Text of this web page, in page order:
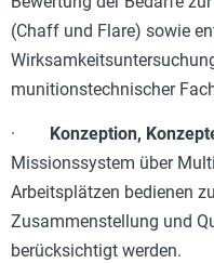
(Chaff und Flare) sowie
munitionstechnischer
· Konzeption,
Missionssystem über
Arbeitsplätzen bedienen
Zusammenstellung und
berücksichtigt werden.